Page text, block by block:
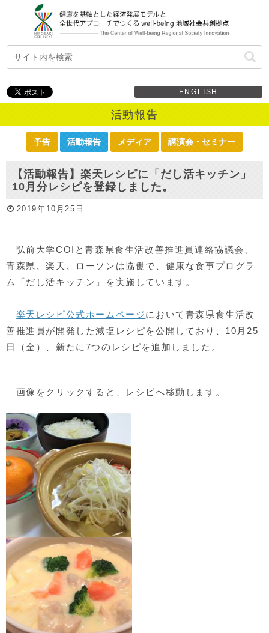
ENGLISH
活動報告
予告 活動報告 メディア 講演会・セミナー
【活動報告】楽天レシピに「だし活キッチン」
10月分レシピを登録しました。
2019年10月25日
弘前大学COIと青森県食生活改善推進員連絡協議会、
青森県、楽天、ローソンは協働で、健康な食事プログラ
ム「だし活キッチン」を実施しています。
楽天レシピ公式ホームページにおいて青森県食生活改
善推進員が開発した減塩レシピを公開しており、10月25
日（金）、新たに7つのレシピを追加しました。
画像をクリックすると、レシピへ移動します。